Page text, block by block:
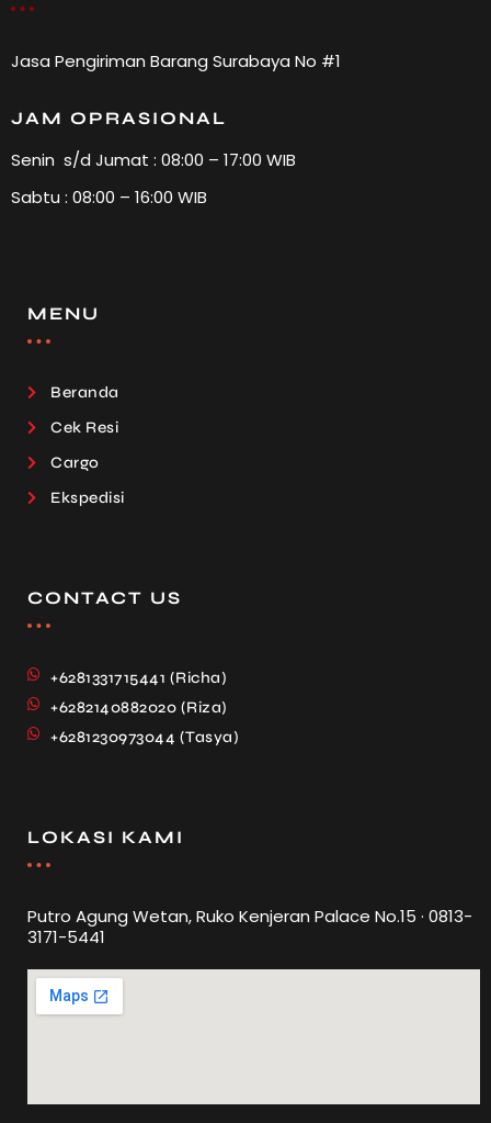
Jasa Pengiriman Barang Surabaya No #1
JAM OPRASIONAL
Senin s/d Jumat : 08:00 – 17:00 WIB
Sabtu : 08:00 – 16:00 WIB
MENU
Beranda
Cek Resi
Cargo
Ekspedisi
CONTACT US
+6281331715441 (Richa)
+6282140882020 (Riza)
+6281230973044 (Tasya)
LOKASI KAMI
Putro Agung Wetan, Ruko Kenjeran Palace No.15 · 0813-
3171-5441